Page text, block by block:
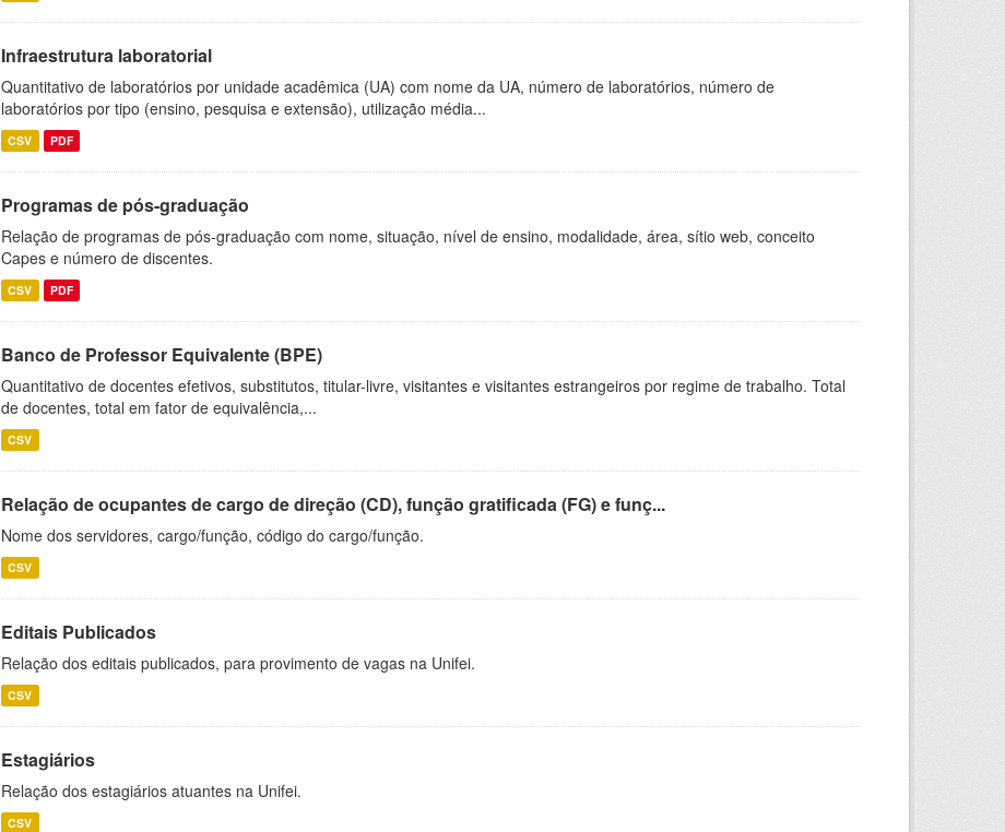
Infraestrutura laboratorial
Quantitativo de laboratórios por unidade acadêmica (UA) com nome da UA, número de laboratórios, número de
laboratórios por tipo (ensino, pesquisa e extensão), utilização média...
CSV PDF
Programas de pós-graduação
Relação de programas de pós-graduação com nome, situação, nível de ensino, modalidade, área, sítio web, conceito
Capes e número de discentes.
CSV PDF
Banco de Professor Equivalente (BPE)
Quantitativo de docentes efetivos, substitutos, titular-livre, visitantes e visitantes estrangeiros por regime de trabalho. Total
de docentes, total em fator de equivalência,...
CSV
Relação de ocupantes de cargo de direção (CD), função gratificada (FG) e funç...
Nome dos servidores, cargo/função, código do cargo/função.
CSV
Editais Publicados
Relação dos editais publicados, para provimento de vagas na Unifei.
CSV
Estagiários
Relação dos estagiários atuantes na Unifei.
CSV